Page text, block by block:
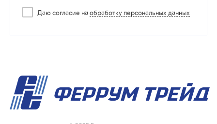
Даю согласие на обработку персональных данных